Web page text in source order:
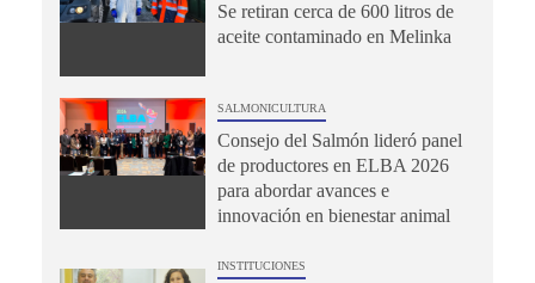
Se retiran cerca de 600 litros de
aceite contaminado en Melinka
SALMONICULTURA
Consejo del Salmón lideró panel
de productores en ELBA 2026
para abordar avances e
innovación en bienestar animal
INSTITUCIONES